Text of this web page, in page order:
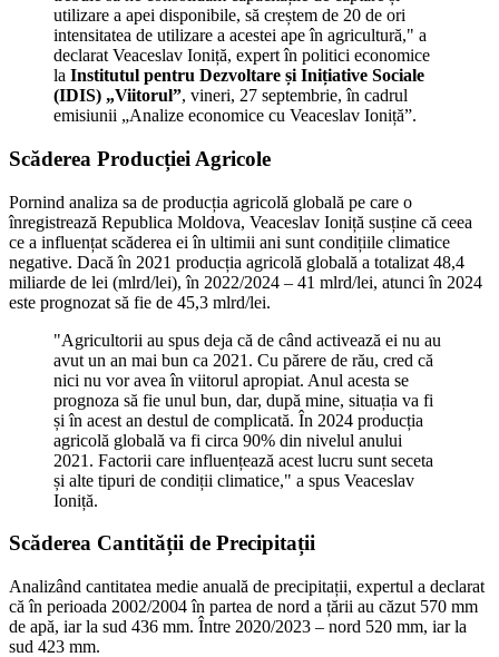
utilizare a apei disponibile, să creștem de 20 de ori
intensitatea de utilizare a acestei ape în agricultură," a
declarat Veaceslav Ioniță, expert în politici economice
la Institutul pentru Dezvoltare și Inițiative Sociale
(IDIS) „Viitorul”, vineri, 27 septembrie, în cadrul
emisiunii „Analize economice cu Veaceslav Ioniță”.
Scăderea Producției Agricole
Pornind analiza sa de producția agricolă globală pe care o
înregistrează Republica Moldova, Veaceslav Ioniță susține că ceea
ce a influențat scăderea ei în ultimii ani sunt condițiile climatice
negative. Dacă în 2021 producția agricolă globală a totalizat 48,4
miliarde de lei (mlrd/lei), în 2022/2024 – 41 mlrd/lei, atunci în 2024
este prognozat să fie de 45,3 mlrd/lei.
"Agricultorii au spus deja că de când activează ei nu au
avut un an mai bun ca 2021. Cu părere de rău, cred că
nici nu vor avea în viitorul apropiat. Anul acesta se
prognoza să fie unul bun, dar, după mine, situația va fi
și în acest an destul de complicată. În 2024 producția
agricolă globală va fi circa 90% din nivelul anului
2021. Factorii care influențează acest lucru sunt seceta
și alte tipuri de condiții climatice," a spus Veaceslav
Ioniță.
Scăderea Cantității de Precipitații
Analizând cantitatea medie anuală de precipitații, expertul a declarat
că în perioada 2002/2004 în partea de nord a țării au căzut 570 mm
de apă, iar la sud 436 mm. Între 2020/2023 – nord 520 mm, iar la
sud 423 mm.